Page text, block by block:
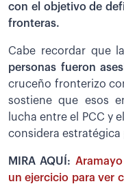
con el objetivo de
fronteras.
Cabe recordar que
personas fueron
cruceño fronterizo
sostiene que esos
lucha entre el PCC y
considera estratégica
MIRA AQUÍ:
un ejercicio para ver